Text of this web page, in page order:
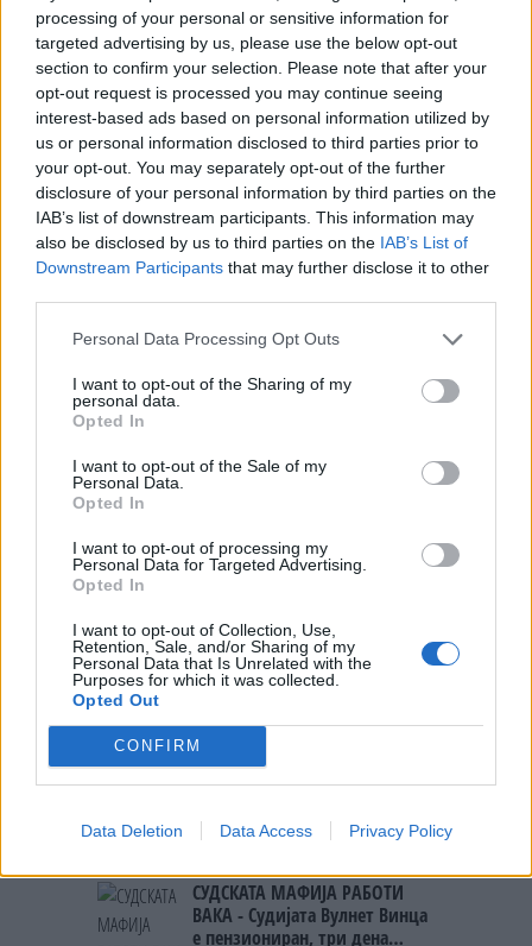
processing of your personal or sensitive information for
targeted advertising by us, please use the below opt-out
section to confirm your selection. Please note that after your
opt-out request is processed you may continue seeing
interest-based ads based on personal information utilized by
us or personal information disclosed to third parties prior to
your opt-out. You may separately opt-out of the further
disclosure of your personal information by third parties on the
IAB’s list of downstream participants. This information may
also be disclosed by us to third parties on the IAB’s List of
Downstream Participants that may further disclose it to other
Personal Data Processing Opt Outs
I want to opt-out of the Sharing of my
personal data.
Opted In
I want to opt-out of the Sale of my
Personal Data.
Opted In
I want to opt-out of processing my
Personal Data for Targeted Advertising.
Opted In
I want to opt-out of Collection, Use,
Retention, Sale, and/or Sharing of my
Personal Data that Is Unrelated with the
Purposes for which it was collected.
Opted Out
CONFIRM
Data Deletion Data Access Privacy Policy
нема кој да го полни, потенцираше Мицкоски.
© Vecer.mk, правата за текстот се на редакцијата
ТАЛОГ НА ОПШТЕСТВОТО КОЈ 20
ГОДИНИ ЈА ЦИЦА ДРЖАВАТА,
ВМРО-ДПМНЕ остро кон
Жерновски
ДВАЈЦА МАКЕДОНЦИ НА ЦРНАТА
ЛИСТА НА АЛБАНИЈА - Прогласени
за персона нон грата
НАЈЧИТАНИ ВО ПОСЛЕДНИ 7 ДЕНА
Ахмети кажа што го мачи:
СЛУШАМ, САКААТ ДА СЕ СУДИ
ИСТОРИСКО ОБЕДИНУВАЊЕ НА
МАКЕДОНЦИТЕ ВО СРБИЈА:
ТЕЖОК ДЕН И ЈАВНО
ДЕМОЛИРАЊЕ НА ФИЛИПЧЕ:
Мицкоски откри дека
ништо, освен за кеш
итно ја преиспитува својата
одлука“
БИДЕ ЗА НА ЛЕКАР, а потоа...
СУДСКАТА МАФИЈА РАБОТИ
ВАКА - Судијата Вулнет Винца
е пензиониран, три дена